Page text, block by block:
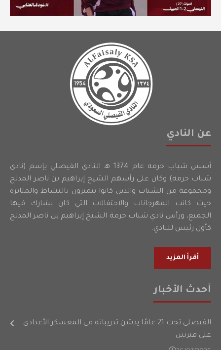
عن النادي
أسس شباب حرمه عام 1374 هـ النادي الفيصلي بإسم (نادي
شباب حرمه) وكان على رأسهم الشيخ إبراهيم بن ناصر المدلج
ومجموعة من الشباب والذين كانوا يتميزون بالنشاط والمثابرة
حيث كانت المهرجانات والاحتفالات التي كان يشارك فيها
الجميع، ورأس نادي شباب حرمة الشيخ إبراهيم بن ناصر المدلج
كأول رئيس للنادي.
أقرأ المزيد
أحدث الأخبار
الفيصلي تحت 21 عامًا يدشن تدريباته في المعسكر الأعدادي
على فترتين